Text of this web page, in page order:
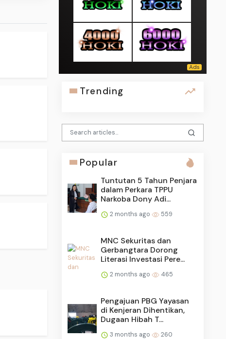
Trending
Popular
Tuntutan 5 Tahun Penjara
dalam Perkara TPPU
Narkoba Dony Adi...
2 months ago 559
MNC Sekuritas dan
Gerbangtara Dorong
Literasi Investasi Pere...
2 months ago 465
Pengajuan PBG Yayasan
di Kenjeran Dihentikan,
Dugaan Hibah T...
3 months ago 260